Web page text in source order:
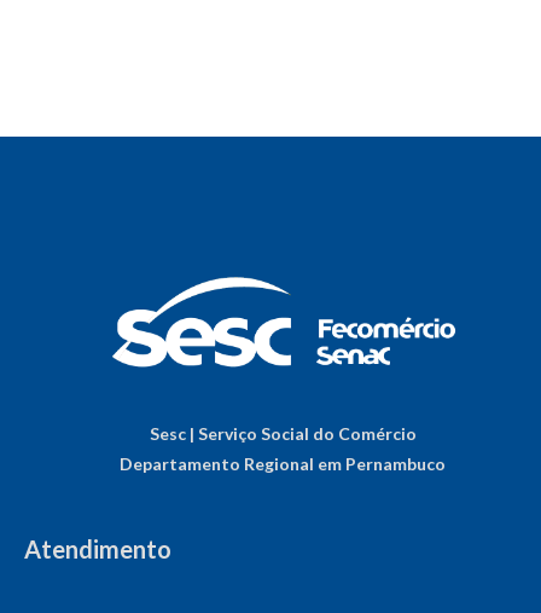
Sesc | Serviço Social do Comércio
Departamento Regional em Pernambuco
Atendimento